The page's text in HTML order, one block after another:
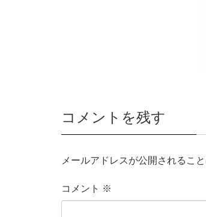
コメントを残す
メールアドレスが公開されること
コメント ※